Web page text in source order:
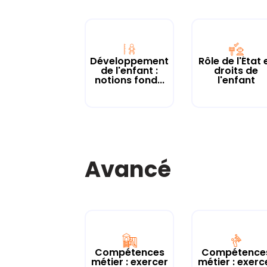
Développement
de l'enfant :
notions fond...
Rôle de l'État
droits de
l'enfant
Avancé
Compétences
métier : exercer métier :